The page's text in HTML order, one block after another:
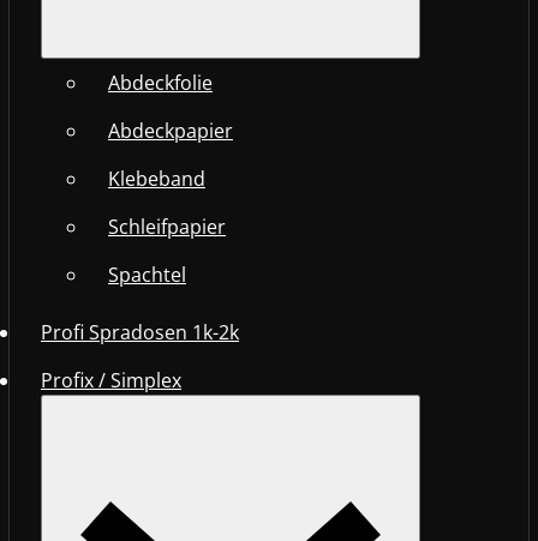
Abdeckfolie
Abdeckpapier
Klebeband
Schleifpapier
Spachtel
Profi Spradosen 1k-2k
Profix / Simplex